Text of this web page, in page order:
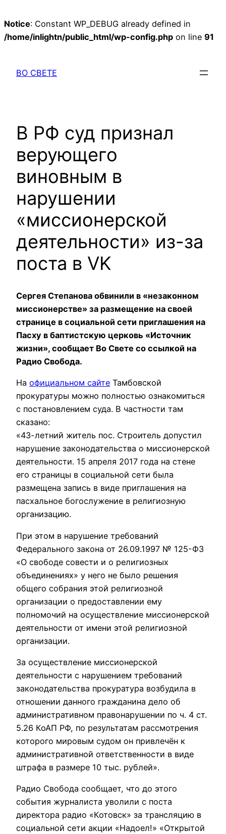
Notice: Constant WP_DEBUG already defined in
/home/inlightn/public_html/wp-config.php on line 91
содержимому
ВО СВЕТЕ
В РФ суд признал
верующего
виновным в
нарушении
«миссионерской
деятельности» из-за
поста в VK
Сергея Степанова обвинили в «незаконном
миссионерстве» за размещение на своей
странице в социальной сети приглашения на
Пасху в баптистскую церковь «Источник
жизни», сообщает Во Свете со ссылкой на
Радио Свобода.
На официальном сайте Тамбовской
прокуратуры можно полностью ознакомиться
с постановлением суда. В частности там
сказано:
«43-летний житель пос. Строитель допустил
нарушение законодательства о миссионерской
деятельности. 15 апреля 2017 года на стене
его страницы в социальной сети была
размещена запись в виде приглашения на
пасхальное богослужение в религиозную
организацию.
При этом в нарушение требований
Федерального закона от 26.09.1997 № 125-ФЗ
«О свободе совести и о религиозных
объединениях» у него не было решения
общего собрания этой религиозной
организации о предоставлении ему
полномочий на осуществление миссионерской
деятельности от имени этой религиозной
организации.
За осуществление миссионерской
деятельности с нарушением требований
законодательства прокуратура возбудила в
отношении данного гражданина дело об
административном правонарушении по ч. 4 ст.
5.26 КоАП РФ, по результатам рассмотрения
которого мировым судом он привлечён к
административной ответственности в виде
штрафа в размере 10 тыс. рублей».
Радио Свобода сообщает, что до этого
события журналиста уволили с поста
директора радио «Котовск» за трансляцию в
социальной сети акции «Надоел!» «Открытой